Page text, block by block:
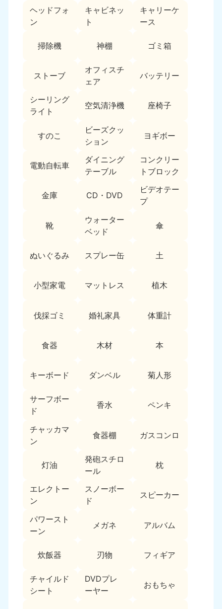
ヘッドフォ
ン
キャビネッ
ト
キャリーケ
ース
掃除機 神棚 ゴミ箱
ストーブ
オフィスチ
ェア
バッテリー
シーリング
ライト
空気清浄機 座椅子
すのこ
ビーズクッ
ション
ヨギボー
電動自転車
ダイニング
テーブル
コンクリー
トブロック
金庫 CD・DVD
ビデオテー
プ
靴
ウォーター
ベッド
傘
ぬいぐるみ スプレー缶 土
小型家電 マットレス 植木
伐採ゴミ 婚礼家具 体重計
食器 木材 本
キーボード ダンベル 菊人形
サーフボー
ド
香水 ペンキ
チャッカマ
ン
食器棚 ガスコンロ
灯油
発砲スチロ
ール
枕
エレクトー
ン
スノーボー
ド
スピーカー
パワースト
ーン
メガネ アルバム
炊飯器 刃物 フィギア
チャイルド
シート
DVDプレ
ーヤー
おもちゃ
福島県
050-1881-5271
東京都
050-1881-5265
9:00〜19:00 年中無休
神奈川県
050-1881-5268
9:00〜19:00 年中無休
050-1881-5266
9:00〜19:00 年中無休
栃木県
050-1881-5270
茨城県
050-1881-5269
9:00〜19:00 年中無休
050-1881-5267
9:00〜19:00 年中無休
050-1881-5255
9:00〜19:00 年中無休
050-1881-5259
9:00〜19:00 年中無休
静岡県 長野県
050-1881-5258
9:00〜19:00 年中無休
050-1881-5261
9:00〜19:00 年中無休
富山県
050-1881-5262
山梨県
050-1881-5263
9:00〜19:00 年中無休
近畿
050-1881-5250
9:00〜19:00 年中無休 9:00〜19:00 年中無休
奈良県
050-1881-5249
三重県
050-1881-5254
滋賀県